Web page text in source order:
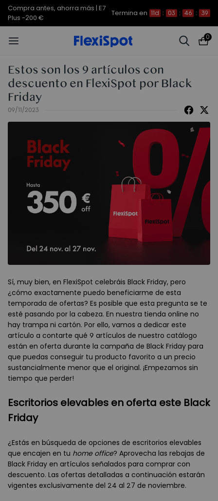
Compra antes, ahorra más | E7
Plus -200 €
Termina en 11d : 03 : 46 : 37
0
Estos son los 9 artículos con
descuento en FlexiSpot por Black
Friday
09/11/2023
Sí, muy bien, en FlexiSpot celebráis Black Friday, pero
¿cómo exactamente puedo beneficiarme de esta
temporada de ofertas? Es posible que esta pregunta se te
esté pasando por la cabeza. En nuestra tienda online no
hay trampa ni cartón. Por ello, vamos a dedicar este
artículo a contarte qué 9 artículos de nuestro catálogo
están en oferta durante la campaña de Black Friday para
que puedas conseguir tu producto favorito a un precio
sustancialmente menor que el original. ¡Empezamos sin
tiempo que perder!
Escritorios elevables en oferta este Black
Friday
¿Estás en búsqueda de opciones de escritorios elevables
que encajen en tu home office? Aprovecha las rebajas de
Black Friday en artículos señalados para comprar con
descuento. Las ofertas detalladas a continuación estarán
vigentes exclusivamente del 24 al 27 de noviembre.